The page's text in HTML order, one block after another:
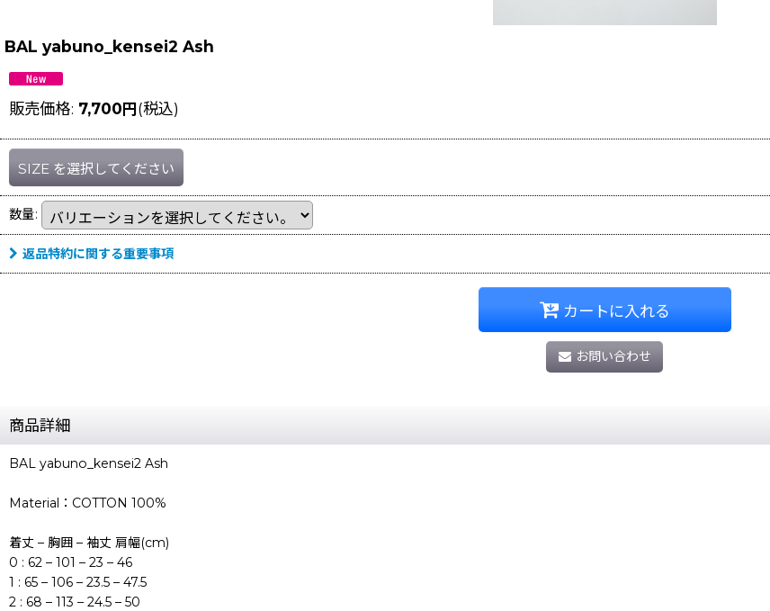
BAL yabuno_kensei2 Ash
販売価格: 7,700円(税込)
SIZE を選択してください
数量:
返品特約に関する重要事項
カートに入れる
お問い合わせ
商品詳細
BAL yabuno_kensei2 Ash
Material：COTTON 100%
着丈 – 胸囲 – 袖丈 肩幅(cm)
0 : 62 – 101 – 23 – 46
1 : 65 – 106 – 23.5 – 47.5
2 : 68 – 113 – 24.5 – 50